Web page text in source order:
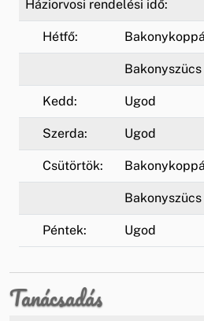
Háziorvosi rendelési idő:
Hétfő:
Bakonyszücs
Kedd: Ugod
Szerda: Ugod
Csütörtök:
Bakonyszücs
Péntek: Ugod
Tanácsadás